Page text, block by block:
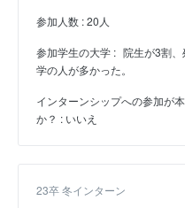
参加人数 : 20人
参加学生の大学 : 院生が3割
学の人が多かった。
インターンシップへの参加が
か？ : いいえ
23卒 冬インターン